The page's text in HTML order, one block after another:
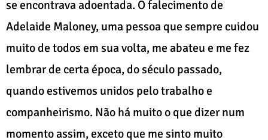
se encontrava adoentada. O falecimento de
Adelaide Maloney, uma pessoa que sempre cuidou
muito de todos em sua volta, me abateu e me fez
lembrar de certa época, do século passado,
quando estivemos unidos pelo trabalho e
companheirismo. Não há muito o que dizer num
momento assim, exceto que me sinto muito